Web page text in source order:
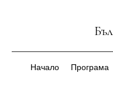
Начало Програма